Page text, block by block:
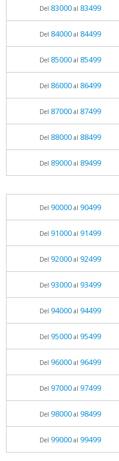
Del 83000al 83499
Del 84000al 84499
Del 85000al 85499
Del 86000al 86499
Del 87000al 87499
Del 88000al 88499
Del 89000al 89499
Del 90000al 90499
Del 91000al 91499
Del 92000al 92499
Del 93000al 93499
Del 94000al 94499
Del 95000al 95499
Del 96000al 96499
Del 97000al 97499
Del 98000al 98499
Del 99000al 99499